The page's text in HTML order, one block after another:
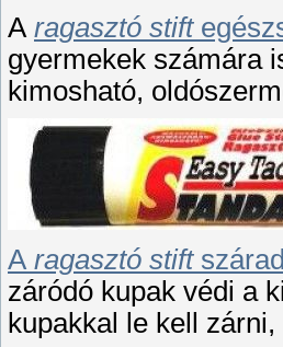
A ragasztó stift
gyermekek számára
kimosható,
A ragasztó stift
záródó kupak védi a
kupakkal le kell